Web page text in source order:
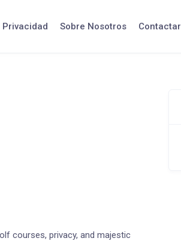
Sobre Nosotros Contactar
courses, privacy, and majestic